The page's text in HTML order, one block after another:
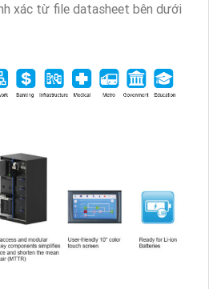
xác từ file datasheet bên dưới